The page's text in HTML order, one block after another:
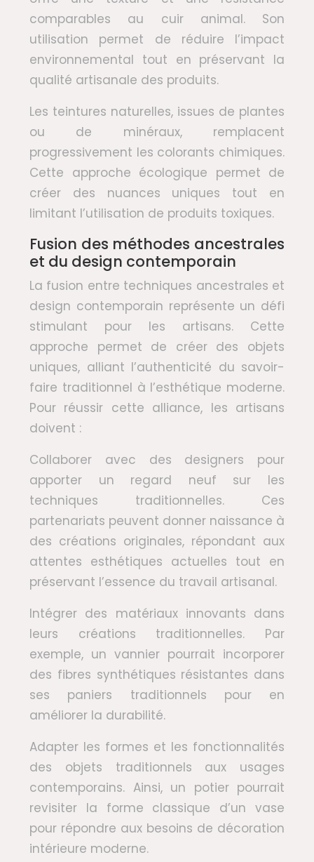
comparables au cuir animal. Son
utilisation permet de réduire l’impact
environnemental tout en préservant la
qualité artisanale des produits.
Les teintures naturelles, issues de plantes
ou de minéraux, remplacent
progressivement les colorants chimiques.
Cette approche écologique permet de
créer des nuances uniques tout en
limitant l’utilisation de produits toxiques.
Fusion des méthodes ancestrales
et du design contemporain
La fusion entre techniques ancestrales et
design contemporain représente un défi
stimulant pour les artisans. Cette
approche permet de créer des objets
uniques, alliant l’authenticité du savoir-
faire traditionnel à l’esthétique moderne.
Pour réussir cette alliance, les artisans
doivent :
Collaborer avec des designers pour
apporter un regard neuf sur les
techniques traditionnelles. Ces
partenariats peuvent donner naissance à
des créations originales, répondant aux
attentes esthétiques actuelles tout en
préservant l’essence du travail artisanal.
Intégrer des matériaux innovants dans
leurs créations traditionnelles. Par
exemple, un vannier pourrait incorporer
des fibres synthétiques résistantes dans
ses paniers traditionnels pour en
améliorer la durabilité.
Adapter les formes et les fonctionnalités
des objets traditionnels aux usages
contemporains. Ainsi, un potier pourrait
revisiter la forme classique d’un vase
pour répondre aux besoins de décoration
intérieure moderne.